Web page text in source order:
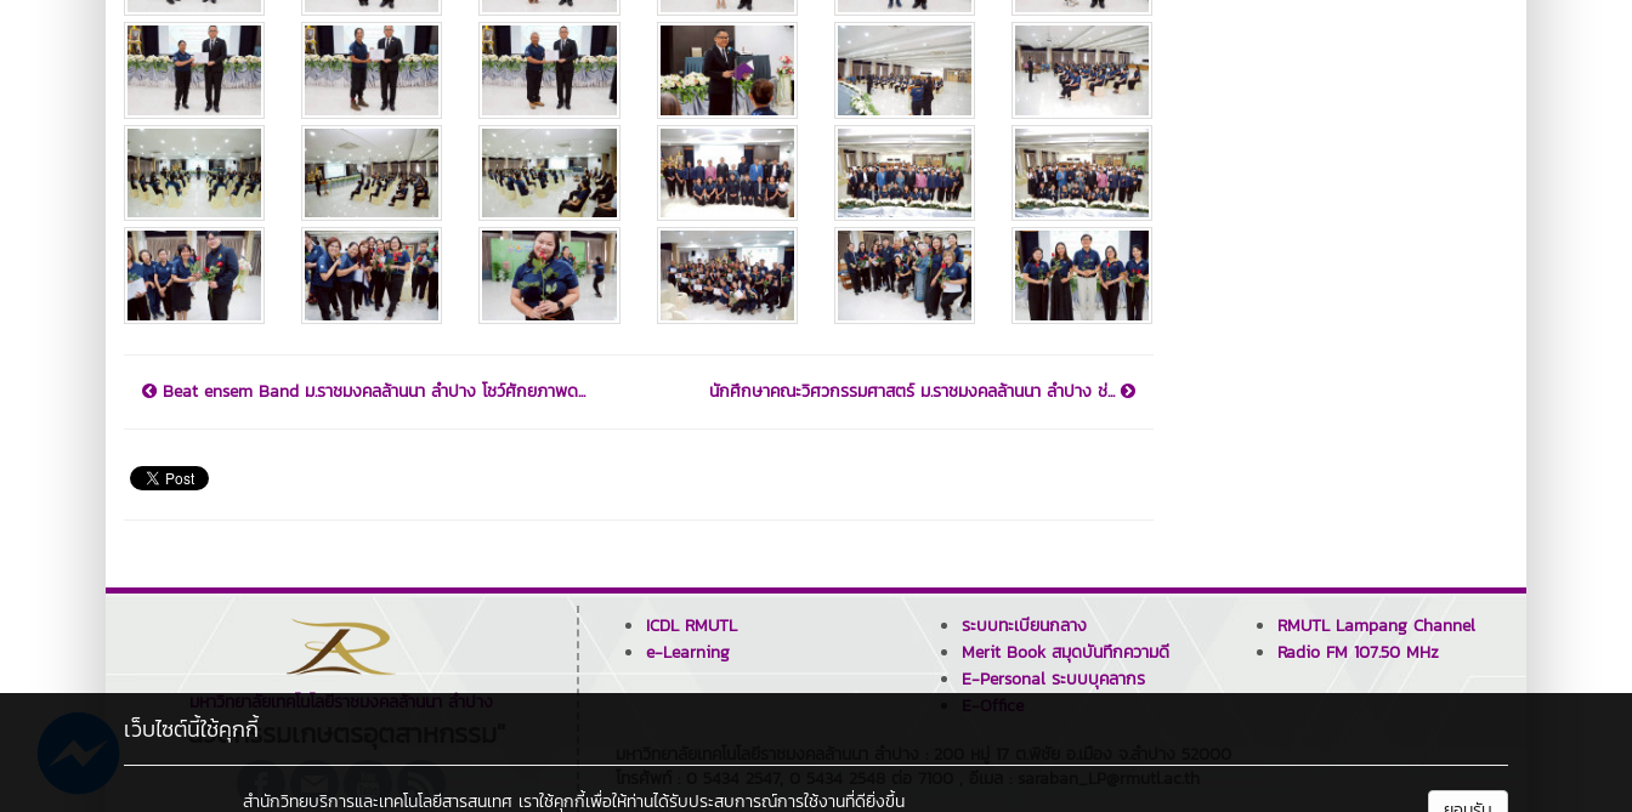
Beat ensem Band ม.ราชมงคลล้านนา ลำปาง โชว์ศักยภาพด... นักศึกษาคณะวิศวกรรมศาสตร์ ม.ราชมงคลล้านนา ลำปาง ช่...
มหาวิทยาลัยเทคโนโลยีราชมงคลล้านนา ลำปาง
"นวัตกรรมเกษตรอุตสาหกรรม"
ICDL RMUTL
e-Learning
ระบบทะเบียนกลาง
Merit Book สมุดบันทึกความดี
E-Personal ระบบบุคลากร
E-Office
RMUTL Lampang Channel
Radio FM 107.50 MHz
เว็บไซต์นี้ใช้คุกกี้
สำนักวิทยบริการและเทคโนโลยีสารสนเทศ เราใช้คุกกี้เพื่อให้ท่านได้รับประสบการณ์การใช้งานที่ดียิ่งขึ้น